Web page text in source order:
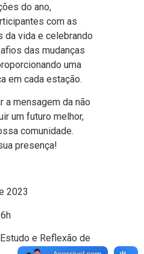
do ano,
com as
vida e celebrando
das mudanças
uma
em cada estação.
a mensagem da não
um futuro melhor,
comunidade.
presença!
2023
e Reflexão de